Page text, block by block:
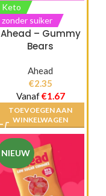
Keto
zonder suiker
Ahead – Gummy
Bears
Ahead
€2.35
Vanaf€1.67
TOEVOEGEN AAN
WINKELWAGEN
NIEUW